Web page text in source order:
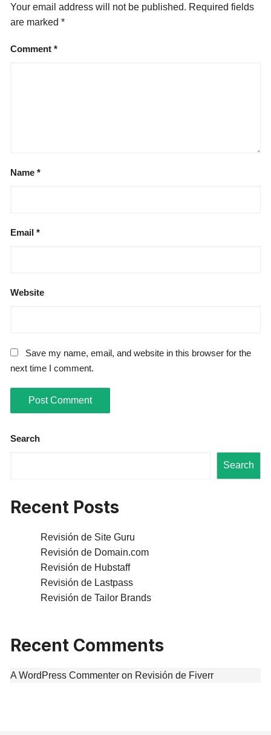
Your email address will not be published. Required fields
are marked*
Comment*
Name*
Email*
Website
Save my name, email, and website in this browser for the
next time I comment.
Search
Search
Recent Posts
Revisión de Site Guru
Revisión de Domain.com
Revisión de Hubstaff
Revisión de Lastpass
Revisión de Tailor Brands
Recent Comments
A WordPress Commenter on Revisión de Fiverr